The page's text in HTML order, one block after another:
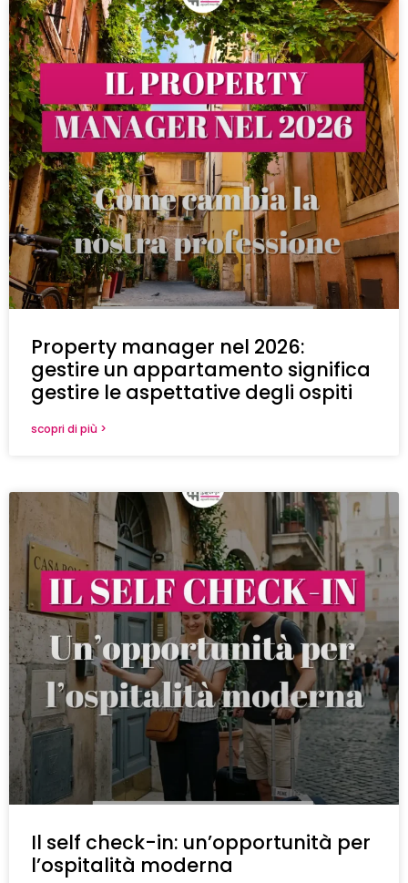
Property manager nel 2026:
gestire un appartamento significa
gestire le aspettative degli ospiti
scopri di più >
Il self check-in: un’opportunità per
l’ospitalità moderna